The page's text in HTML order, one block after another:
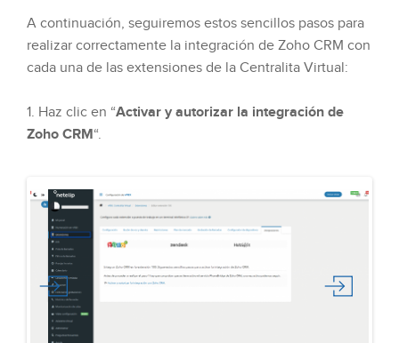
A continuación, seguiremos estos sencillos pasos para
realizar correctamente la integración de Zoho CRM con
cada una de las extensiones de la Centralita Virtual:
1. Haz clic en “Activar y autorizar la integración de
Zoho CRM“.
Previous